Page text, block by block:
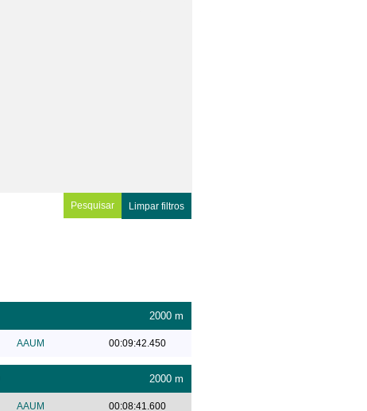
Limpar filtros
2000 m
AAUM 00:09:42.450
2000 m
AAUM 00:08:41.600